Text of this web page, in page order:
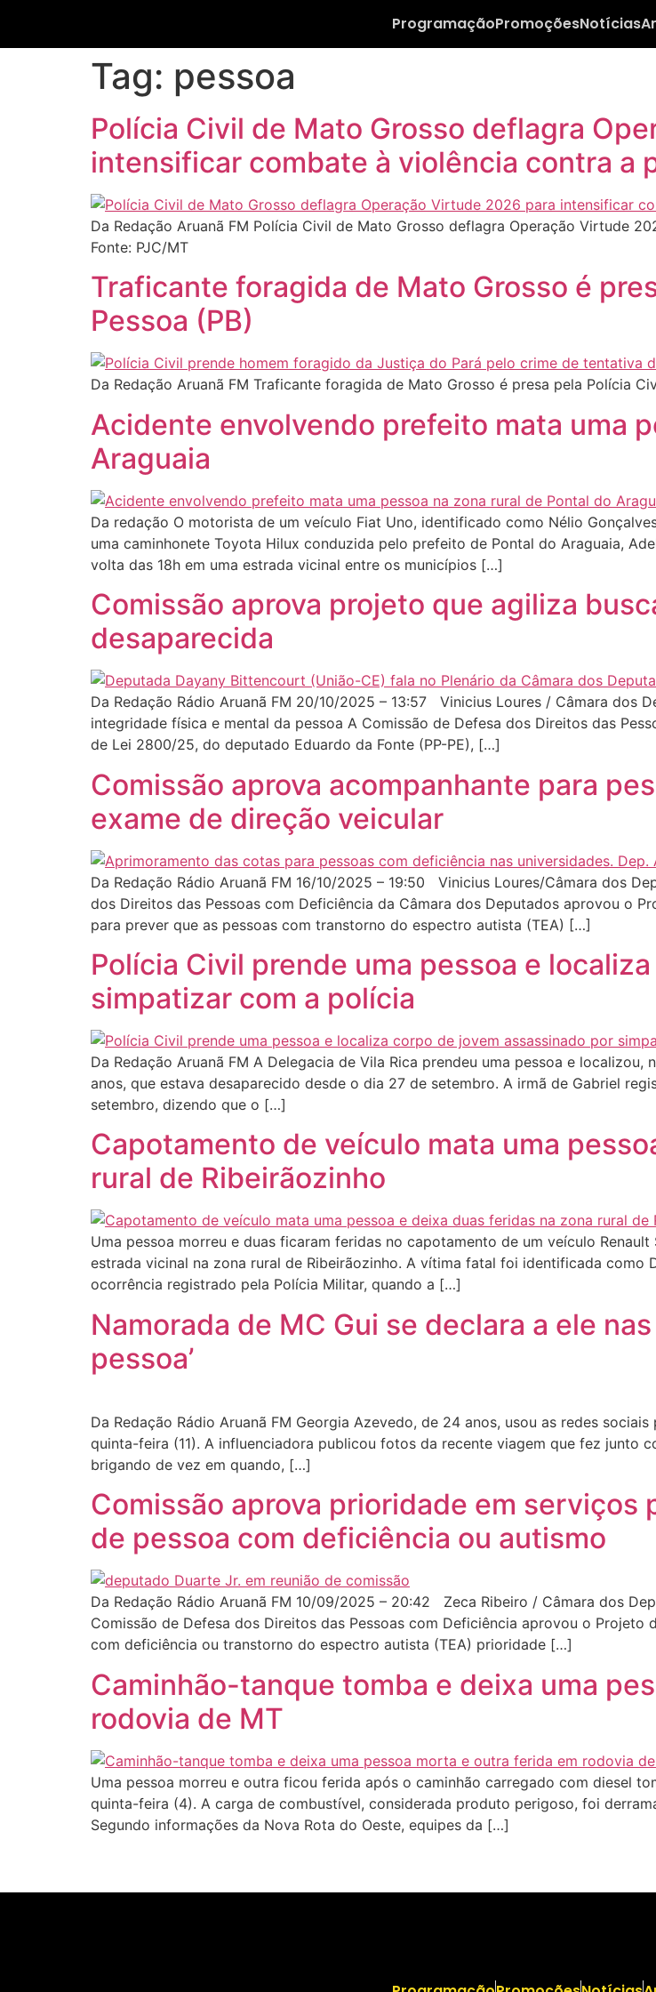
ProgramaçãoPromoçõesNotícias
Tag: pessoa
Polícia Civil de Mato Grosso deflagra
intensificar combate à violência contra a
Da Redação Aruanã FM Polícia Civil de Mato Grosso deflagra Operação Virtude
Fonte: PJC/MT
Traficante foragida de Mato Grosso é
Pessoa (PB)
Da Redação Aruanã FM Traficante foragida de Mato Grosso é presa pela Polícia
Acidente envolvendo prefeito mata uma
Araguaia
Da redação O motorista de um veículo Fiat Uno, identificado como Nélio
uma caminhonete Toyota Hilux conduzida pelo prefeito de Pontal do Araguaia,
volta das 18h em uma estrada vicinal entre os municípios […]
Comissão aprova projeto que agiliza
desaparecida
Da Redação Rádio Aruanã FM 20/10/2025 – 13:57 Vinicius Loures / Câmara dos
integridade física e mental da pessoa A Comissão de Defesa dos Direitos das
de Lei 2800/25, do deputado Eduardo da Fonte (PP-PE), […]
Comissão aprova acompanhante para
exame de direção veicular
Da Redação Rádio Aruanã FM 16/10/2025 – 19:50 Vinicius Loures/Câmara dos
dos Direitos das Pessoas com Deficiência da Câmara dos Deputados aprovou o
para prever que as pessoas com transtorno do espectro autista (TEA) […]
Polícia Civil prende uma pessoa e
simpatizar com a polícia
Da Redação Aruanã FM A Delegacia de Vila Rica prendeu uma pessoa e localizou,
anos, que estava desaparecido desde o dia 27 de setembro. A irmã de Gabriel
setembro, dizendo que o […]
Capotamento de veículo mata uma
rural de Ribeirãozinho
Uma pessoa morreu e duas ficaram feridas no capotamento de um veículo
estrada vicinal na zona rural de Ribeirãozinho. A vítima fatal foi identificada como
ocorrência registrado pela Polícia Militar, quando a […]
Namorada de MC Gui se declara a ele
pessoa’
Da Redação Rádio Aruanã FM Georgia Azevedo, de 24 anos, usou as redes
quinta-feira (11). A influenciadora publicou fotos da recente viagem que fez junto
brigando de vez em quando, […]
Comissão aprova prioridade em serviços
de pessoa com deficiência ou autismo
Da Redação Rádio Aruanã FM 10/09/2025 – 20:42 Zeca Ribeiro / Câmara dos
Comissão de Defesa dos Direitos das Pessoas com Deficiência aprovou o
com deficiência ou transtorno do espectro autista (TEA) prioridade […]
Caminhão-tanque tomba e deixa uma
rodovia de MT
Uma pessoa morreu e outra ficou ferida após o caminhão carregado com diesel
quinta-feira (4). A carga de combustível, considerada produto perigoso, foi
Segundo informações da Nova Rota do Oeste, equipes da […]